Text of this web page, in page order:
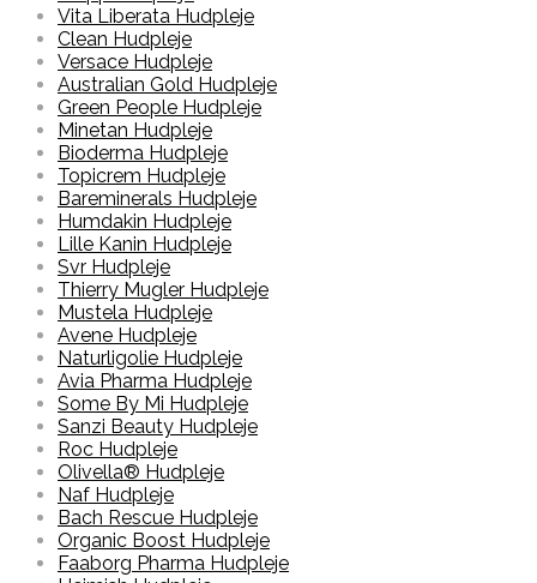
Vita Liberata Hudpleje
Clean Hudpleje
Versace Hudpleje
Australian Gold Hudpleje
Green People Hudpleje
Minetan Hudpleje
Bioderma Hudpleje
Topicrem Hudpleje
Bareminerals Hudpleje
Humdakin Hudpleje
Lille Kanin Hudpleje
Svr Hudpleje
Thierry Mugler Hudpleje
Mustela Hudpleje
Avene Hudpleje
Naturligolie Hudpleje
Avia Pharma Hudpleje
Some By Mi Hudpleje
Sanzi Beauty Hudpleje
Roc Hudpleje
Olivella® Hudpleje
Naf Hudpleje
Bach Rescue Hudpleje
Organic Boost Hudpleje
Faaborg Pharma Hudpleje